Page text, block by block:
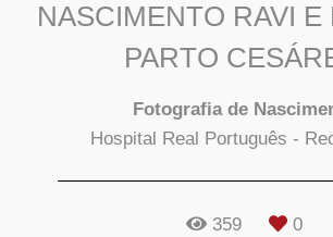
NASCIMENTO RAVI E
PARTO
Fotografia de
Hospital Real Português -
359 0